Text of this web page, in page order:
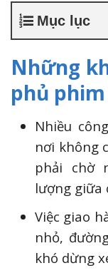
Mục lục
Những
phủ
Nhiều
nơi không
phải chờ
lượng giữa
Việc giao
nhỏ,
khó dừng